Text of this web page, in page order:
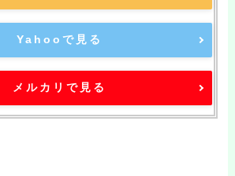
Yahooで見る
メルカリで見る